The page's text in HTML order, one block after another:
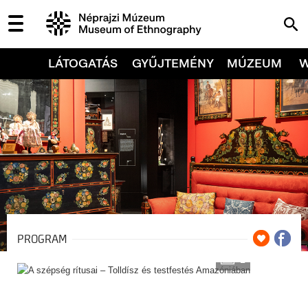
LÁTOGATÁS GYŰJTEMÉNY MÚZEUM
PROGRAM
2